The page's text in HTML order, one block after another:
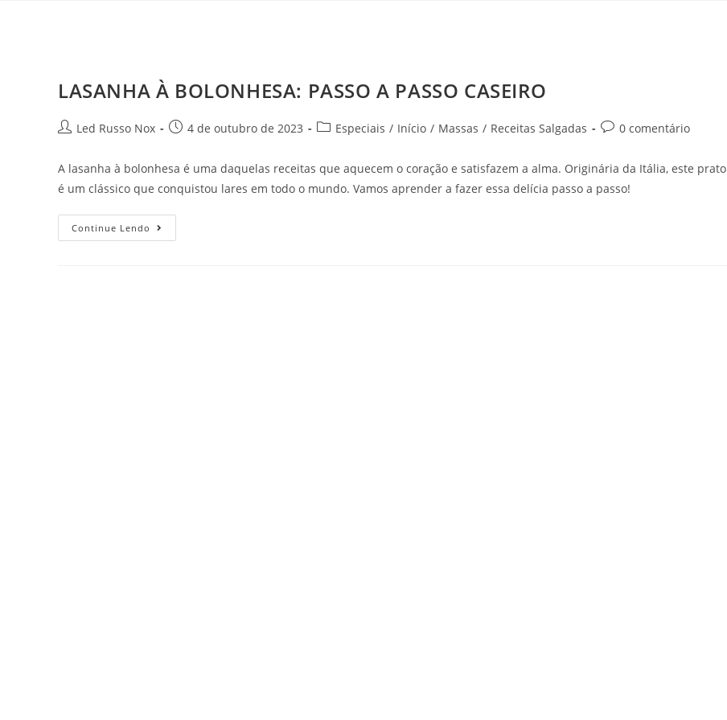
LASANHA À BOLONHESA: PASSO A PASSO CASEIRO
Led Russo Nox 4 de outubro de 2023 Especiais / Início / Massas / Receitas Salgadas 0 comentário
A lasanha à bolonhesa é uma daquelas receitas que aquecem o coração e satisfazem a alma. Originária da Itália, este prato
é um clássico que conquistou lares em todo o mundo. Vamos aprender a fazer essa delícia passo a passo!
Continue Lendo